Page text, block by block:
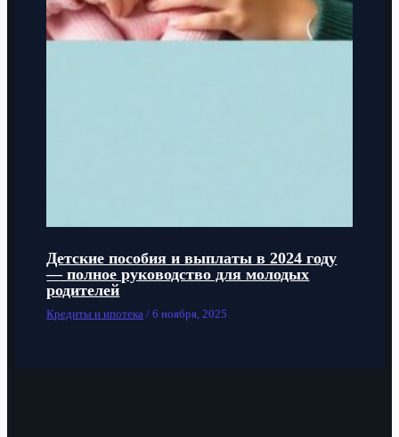
Детские пособия и выплаты в 2024 году
— полное руководство для молодых
родителей
Кредиты и ипотека /6 ноября, 2025